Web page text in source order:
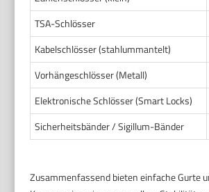
TSA-Schlösser
Kabelschlösser (stahlummantelt)
Vorhängeschlösser (Metall)
Elektronische Schlösser (Smart Locks)
Sicherheitsbänder / Sigillum-Bänder
Zusammenfassend bieten einfache Gurte